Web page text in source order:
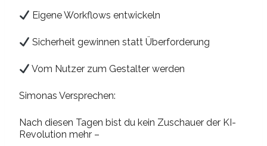
Eigene Workflows entwickeln
Sicherheit gewinnen statt Überforderung
Vom Nutzer zum Gestalter werden
Simonas Versprechen:
Nach diesen Tagen bist du kein Zuschauer der KI-
Revolution mehr –